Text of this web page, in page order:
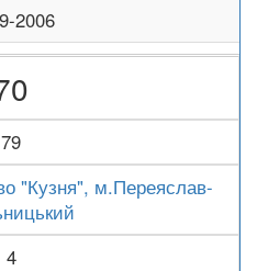
2006
79
"Кузня", м.Переяслав-
4